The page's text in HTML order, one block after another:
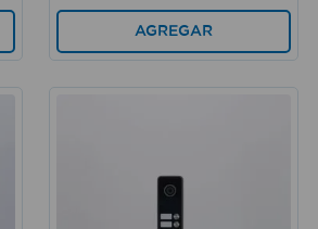
AGREGAR